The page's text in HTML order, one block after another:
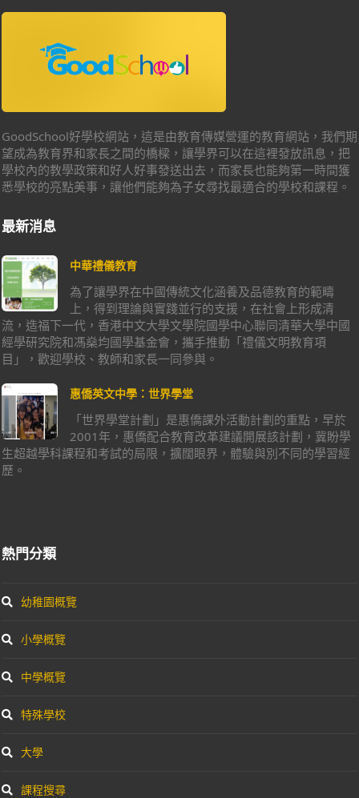
GoodSchool好學校網站，這是由教育傳媒營運的教育網站，我們期
望成為教育界和家長之間的橋樑，讓學界可以在這裡發放訊息，把
學校內的教學政策和好人好事發送出去，而家長也能夠第一時間獲
悉學校的亮點美事，讓他們能夠為子女尋找最適合的學校和課程。
最新消息
中華禮儀教育
為了讓學界在中國傳統文化涵養及品德教育的範疇
上，得到理論與實踐並行的支援，在社會上形成清
流，造福下一代，香港中文大學文學院國學中心聯同清華大學中國
經學研究院和馮燊均國學基金會，攜手推動「禮儀文明教育項
目」，歡迎學校、教師和家長一同參與。
惠僑英文中學：世界學堂
「世界學堂計劃」是惠僑課外活動計劃的重點，早於
2001年，惠僑配合教育改革建議開展該計劃，冀盼學
生超越學科課程和考試的局限，擴闊眼界，體驗與別不同的學習經
歷。
熱門分類
幼稚園概覽
小學概覽
中學概覽
特殊學校
大學
課程搜尋